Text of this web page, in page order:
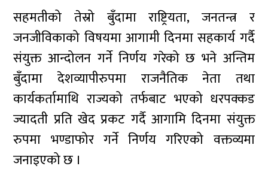
सहमतीको तेस्रो बुँदामा राष्ट्रियता, जनतन्त्र र
जनजीविकाको विषयमा आगामी दिनमा सहकार्य गर्दै
संयुक्त आन्दोलन गर्ने निर्णय गरेको छ भने अन्तिम
बुँदामा देशव्यापीरुपमा राजनैतिक नेता तथा
कार्यकर्तामाथि राज्यको तर्फबाट भएको धरपक्कड
ज्यादती प्रति खेद प्रकट गर्दै आगामि दिनमा संयुक्त
रुपमा भण्डाफोर गर्ने निर्णय गरिएको वक्तव्यमा
जनाइएको छ ।